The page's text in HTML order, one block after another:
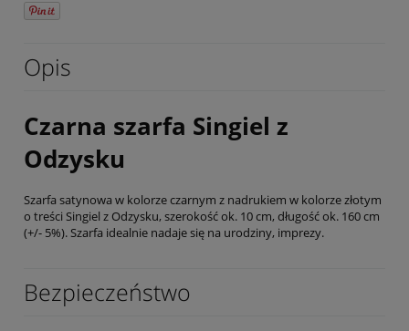
Opis
Czarna szarfa Singiel z
Odzysku
Szarfa satynowa w kolorze czarnym z nadrukiem w kolorze złotym
o treści Singiel z Odzysku, szerokość ok. 10 cm, długość ok. 160 cm
(+/- 5%). Szarfa idealnie nadaje się na urodziny, imprezy.
Bezpieczeństwo